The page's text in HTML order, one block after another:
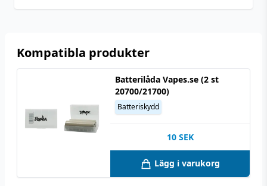
Kompatibla produkter
Batterilåda Vapes.se (2 st
20700/21700)
Batteriskydd
10 SEK
Lägg i varukorg